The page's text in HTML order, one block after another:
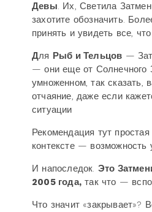
Девы. Их, Светила
захотите обозначить.
принять и увидеть все,
Для Рыб и Тельцов —
— они еще от Солнечного
умноженном, так сказать,
отчаяние, даже если
ситуации
Рекомендация тут
контексте — возможность
И напоследок. Это
2005 года, так что —
Что значит «закрывает»?